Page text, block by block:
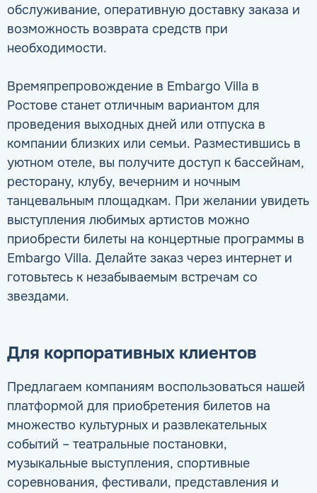
обслуживание, оперативную доставку заказа и
возможность возврата средств при
необходимости.
Времяпрепровождение в Embargo Villa в
Ростове станет отличным вариантом для
проведения выходных дней или отпуска в
компании близких или семьи. Разместившись в
уютном отеле, вы получите доступ к бассейнам,
ресторану, клубу, вечерним и ночным
танцевальным площадкам. При желании увидеть
выступления любимых артистов можно
приобрести билеты на концертные программы в
Embargo Villa. Делайте заказ через интернет и
готовьтесь к незабываемым встречам со
звездами.
Для корпоративных клиентов
Предлагаем компаниям воспользоваться нашей
платформой для приобретения билетов на
множество культурных и развлекательных
событий – театральные постановки,
музыкальные выступления, спортивные
соревнования, фестивали, представления и